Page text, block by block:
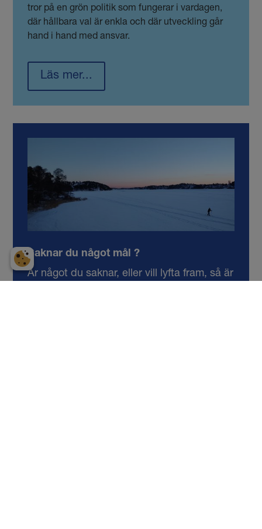
tror på en grön politik som fungerar i vardagen,
där hållbara val är enkla och där utveckling går
hand i hand med ansvar.
Läs mer...
Saknar du något mål ?
Är något du saknar, eller vill lyfta fram, så är